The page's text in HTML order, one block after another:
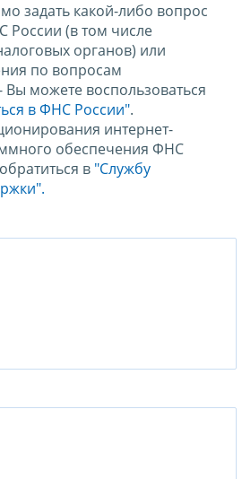
задать какой-либо вопрос
России (в том числе
органов) или
по вопросам
можете воспользоваться
в ФНС России".
интернет-
обеспечения ФНС
в "Службу